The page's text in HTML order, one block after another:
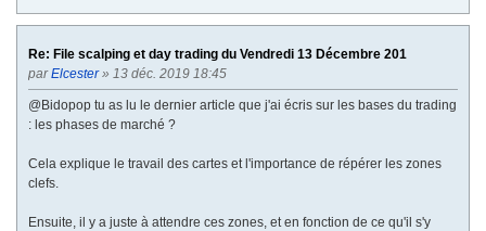
Re: File scalping et day trading du Vendredi 13 Décembre 201
parElcester» 13 déc. 2019 18:45
@Bidopop tu as lu le dernier article que j'ai écris sur les bases du trading
: les phases de marché ?
Cela explique le travail des cartes et l'importance de répérer les zones
clefs.
Ensuite, il y a juste à attendre ces zones, et en fonction de ce qu'il s'y